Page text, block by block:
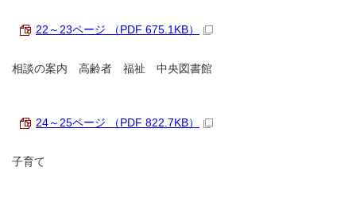
22～23ページ （PDF 675.1KB）
相談の案内 高齢者 福祉 中央図書館
24～25ページ （PDF 822.7KB）
子育て